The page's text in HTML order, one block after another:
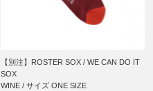
【別注】ROSTER SOX / WE CAN DO IT
SOX
WINE / サイズ ONE SIZE